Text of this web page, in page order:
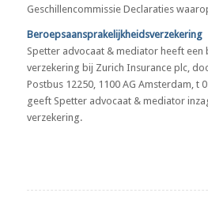
Geschillencommissie Declaraties
Beroepsaansprakelijkheidsverzekering
Spetter advocaat & mediator heeft een
verzekering bij Zurich Insurance plc,
Postbus 12250, 1100 AG Amsterdam, t
geeft Spetter advocaat & mediator
verzekering.